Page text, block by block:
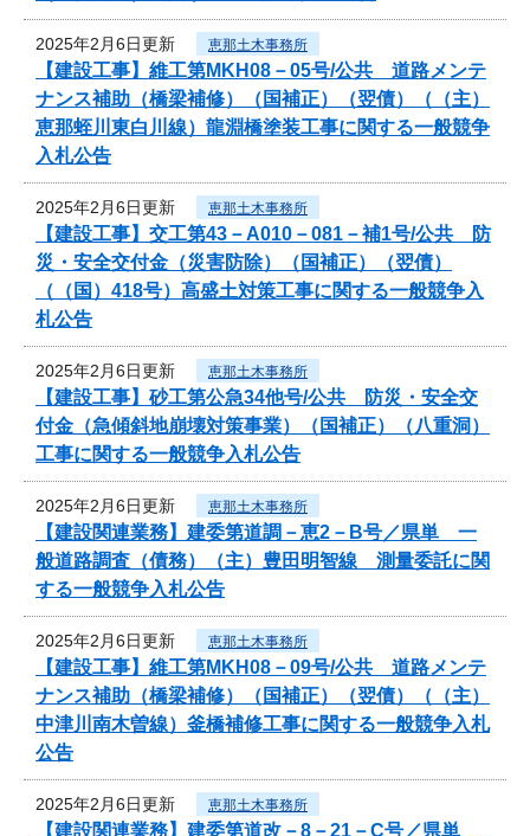
2025年2月6日更新 恵那土木事務所
【建設工事】維工第MKH08－05号/公共 道路メンテ
ナンス補助（橋梁補修）（国補正）（翌債）（（主）
恵那蛭川東白川線）龍淵橋塗装工事に関する一般競争
入札公告
2025年2月6日更新 恵那土木事務所
【建設工事】交工第43－A010－081－補1号/公共 防
災・安全交付金（災害防除）（国補正）（翌債）
（（国）418号）高盛土対策工事に関する一般競争入
札公告
2025年2月6日更新 恵那土木事務所
【建設工事】砂工第公急34他号/公共 防災・安全交
付金（急傾斜地崩壊対策事業）（国補正）（八重洞）
工事に関する一般競争入札公告
2025年2月6日更新 恵那土木事務所
【建設関連業務】建委第道調－恵2－B号／県単 一
般道路調査（債務）（主）豊田明智線 測量委託に関
する一般競争入札公告
2025年2月6日更新 恵那土木事務所
【建設工事】維工第MKH08－09号/公共 道路メンテ
ナンス補助（橋梁補修）（国補正）（翌債）（（主）
中津川南木曽線）釜橋補修工事に関する一般競争入札
公告
2025年2月6日更新 恵那土木事務所
【建設関連業務】建委第道改－8－21－C号／県単